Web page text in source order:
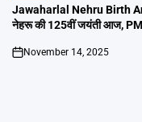
IN
Jawaharlal Nehru Birth
नेहरू की 125वीं जयंती आज, PM
on
November 14, 2025